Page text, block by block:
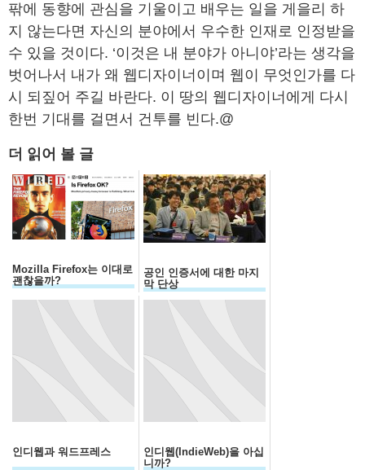
팎에 동향에 관심을 기울이고 배우는 일을 게을리 하
지 않는다면 자신의 분야에서 우수한 인재로 인정받을
수 있을 것이다. ‘이것은 내 분야가 아니야’라는 생각을
벗어나서 내가 왜 웹디자이너이며 웹이 무엇인가를 다
시 되짚어 주길 바란다. 이 땅의 웹디자이너에게 다시
한번 기대를 걸면서 건투를 빈다.@
더 읽어 볼 글
Mozilla Firefox는 이대로
괜찮을까?
공인 인증서에 대한 마지
막 단상
인디웹과 워드프레스
인디웹(IndieWeb)을 아십
니까?